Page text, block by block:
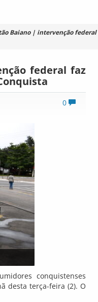
Baiano | intervenção
federal faz
0
conquistenses
desta terça-feira (2). O